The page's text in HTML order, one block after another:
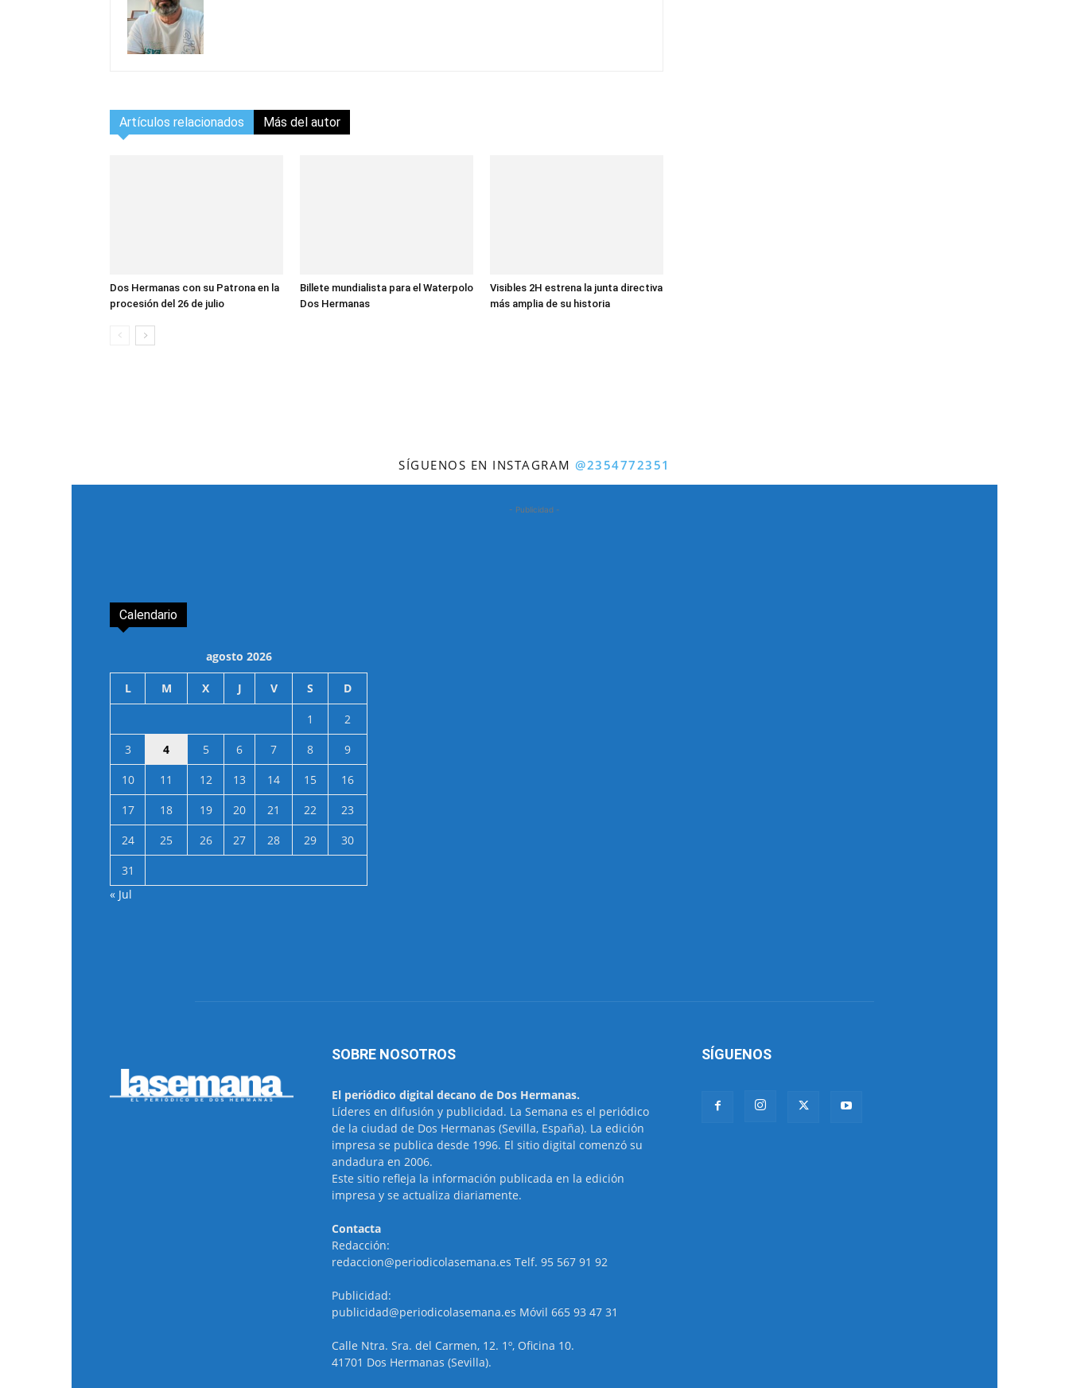
Artículos relacionados Más del autor
Dos Hermanas con su Patrona en la
procesión del 26 de julio
Billete mundialista para el Waterpolo
Dos Hermanas
Visibles 2H estrena la junta directiva
más amplia de su historia
SÍGUENOS EN INSTAGRAM@2354772351
- Publicidad -
Calendario
agosto 2026
L M X J V S D
1
2
3
4 5 6 7 8
9
10
11 12 13 14 15
16
17
18 19 20 21 22
23
24
25 26 27 28 29
30
31
« Jul
SOBRE NOSOTROS
El periódico digital decano de Dos Hermanas.
Líderes en difusión y publicidad. La Semana es el periódico
de la ciudad de Dos Hermanas (Sevilla, España). La edición
impresa se publica desde 1996. El sitio digital comenzó su
andadura en 2006.
Este sitio refleja la información publicada en la edición
impresa y se actualiza diariamente.
Contacta
Redacción:
redaccion@periodicolasemana.es Telf. 95 567 91 92
Publicidad:
publicidad@periodicolasemana.es Móvil 665 93 47 31
Calle Ntra. Sra. del Carmen, 12. 1º, Oficina 10.
41701 Dos Hermanas (Sevilla).
SÍGUENOS